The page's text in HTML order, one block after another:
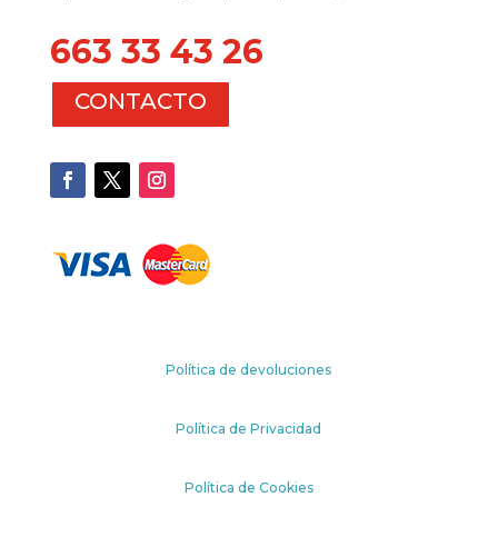
663 33 43 26
CONTACTO
Política de devoluciones
Política de Privacidad
Política de Cookies